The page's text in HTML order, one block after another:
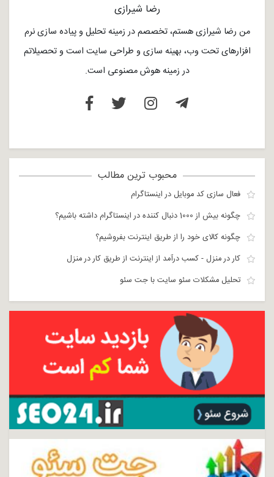
رضا شیرازی
من رضا شیرازی هستم، تخصصم در زمینه تحلیل و پیاده سازی نرم
افزارهای تحت وب، بهینه سازی و طراحی سایت است و تحصیلاتم
در زمینه هوش مصنوعی است.
محبوب ترین مطالب
فعال سازی کد موبایل در اینستاگرام
چگونه بیش از 1000 دنبال کننده در اینستاگرام داشته باشیم؟
چگونه کالای خود را از طریق اینترنت بفروشیم؟
کار در منزل - کسب درآمد از اینترنت از طریق کار در منزل
تحلیل مشکلات سئو سایت با جت سئو